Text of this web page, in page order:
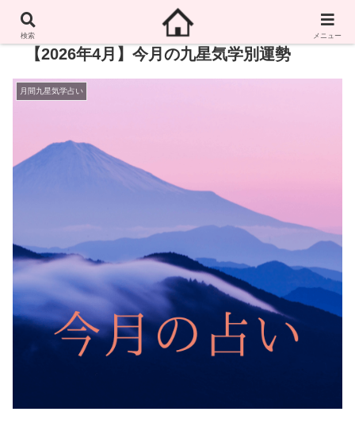
【2026年4月】今月の九星気学別運勢
月間九星気学占い
検索 メニュー